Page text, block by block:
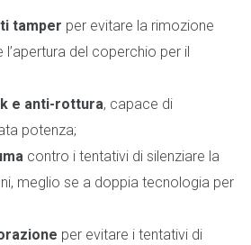
tamper per evitare la rimozione
del coperchio per il
e anti-rottura, capace di
potenza;
contro i tentativi di silenziare la
meglio se a doppia tecnologia per
per evitare i tentativi di